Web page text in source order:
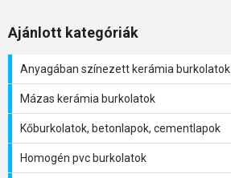
Ajánlott kategóriák
Anyagában színezett kerámia burkolatok
Mázas kerámia burkolatok
Kőburkolatok, betonlapok, cementlapok
Homogén pvc burkolatok